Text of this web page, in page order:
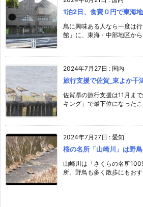
1泊2日、食費０円で東海
鳥に興味ある人なら一度は
館」に、東海・中部地区か
2024年7月27日 : 国内
旅行支援で佐賀_東よか干
佐賀県の旅行支援は11月ま
キング」で最下位になった
2024年7月27日 : 愛知
桜の名所「山崎川」は野
山崎川は「さくらの名所
所。野鳥も多く散歩にもお